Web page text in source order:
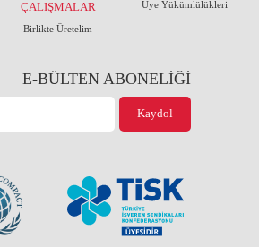
ÇALIŞMALAR
Birlikte Üretelim
Üye Yükümlülükleri
E-BÜLTEN ABONELİĞİ